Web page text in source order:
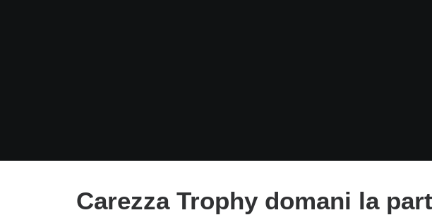
Carezza Trophy domani la